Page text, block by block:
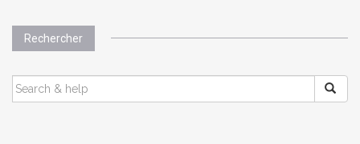
Rechercher
SEARCH
FOR: